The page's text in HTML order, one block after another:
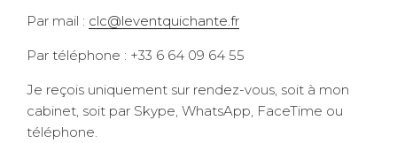
Par mail : clc@leventquichante.fr
Par téléphone : +33 6 64 09 64 55
Je reçois uniquement sur rendez-vous, soit à mon
cabinet, soit par Skype, WhatsApp, FaceTime ou
téléphone.